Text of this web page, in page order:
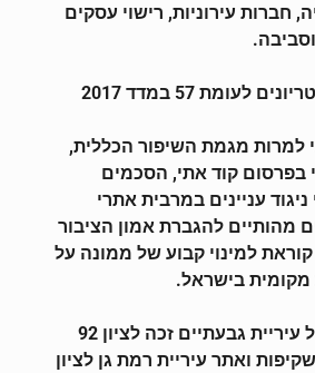
חברות עירוניות, רישוי עסקים
למרות מגמת השיפור הכללית,
בפרסום קוד אתי, הסכמים
ניגוד עניינים במרבית אתרי
מהותיים להגברת אמון הציבור
למינוי קבוע של ממונה על
בישראל.
אתר האינטרנט של עיריית גבעתיים זכה לציון 92
השקיפות ואתר עיריית רמת גן לציון